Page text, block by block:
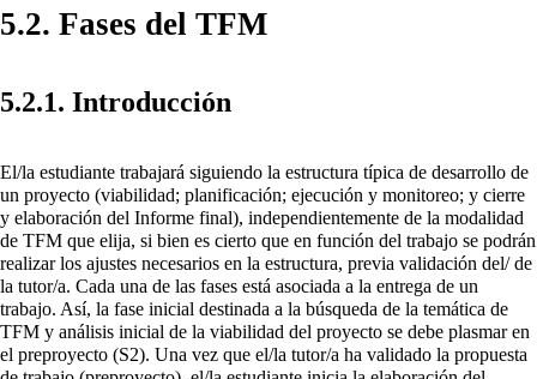
5.2. Fases del TFM
5.2.1. Introducción
El/la estudiante trabajará siguiendo la estructura típica de desarrollo de
un proyecto (viabilidad; planificación; ejecución y monitoreo; y cierre
y elaboración del Informe final), independientemente de la modalidad
de TFM que elija, si bien es cierto que en función del trabajo se podrán
realizar los ajustes necesarios en la estructura, previa validación del/ de
la tutor/a. Cada una de las fases está asociada a la entrega de un
trabajo. Así, la fase inicial destinada a la búsqueda de la temática de
TFM y análisis inicial de la viabilidad del proyecto se debe plasmar en
el preproyecto (S2). Una vez que el/la tutor/a ha validado la propuesta